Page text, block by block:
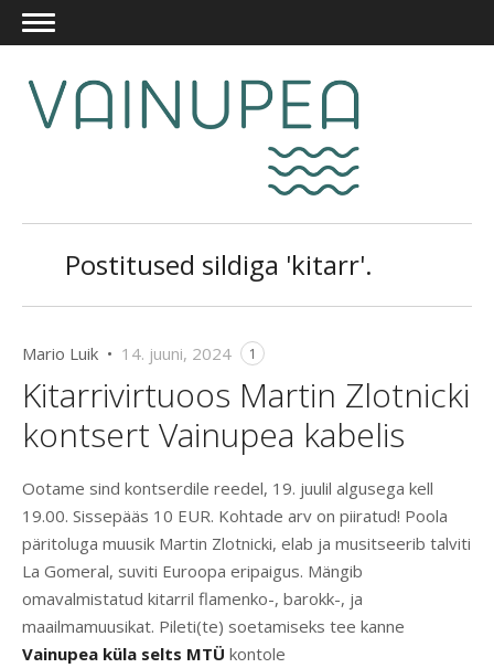
Postitused sildiga 'kitarr'.
Mario Luik • 14. juuni, 2024 1
Kitarrivirtuoos Martin Zlotnicki
kontsert Vainupea kabelis
Ootame sind kontserdile reedel, 19. juulil algusega kell
19.00. Sissepääs 10 EUR. Kohtade arv on piiratud! Poola
päritoluga muusik Martin Zlotnicki, elab ja musitseerib talviti
La Gomeral, suviti Euroopa eripaigus. Mängib
omavalmistatud kitarril flamenko-, barokk-, ja
maailmamuusikat. Pileti(te) soetamiseks tee kanne
Vainupea küla selts MTÜ kontole